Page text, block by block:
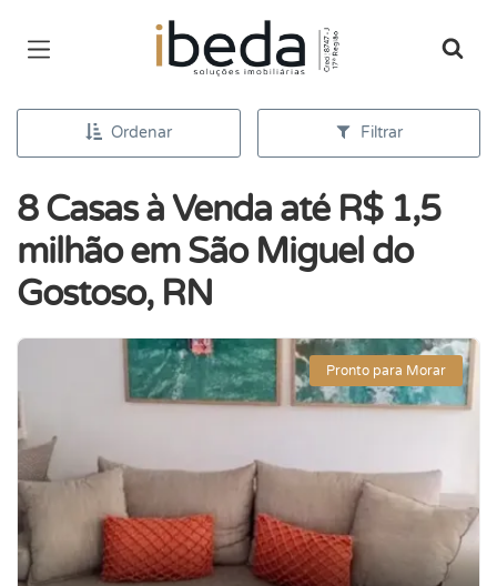
Página inicial
Ordenar Filtrar
8 Casas à Venda até R$ 1,5
milhão em São Miguel do
Gostoso, RN
Pronto para Morar